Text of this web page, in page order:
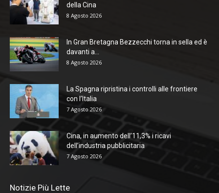
della Cina
8 Agosto 2026
In Gran Bretagna Bezzecchi torna in sella ed è
davanti a...
8 Agosto 2026
La Spagna ripristina i controlli alle frontiere
con l’Italia
7 Agosto 2026
Cina, in aumento dell’11,3% i ricavi
dell’industria pubblicitaria
7 Agosto 2026
Notizie Più Lette